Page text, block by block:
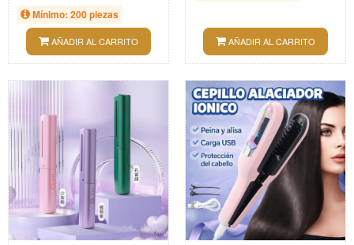
Mínimo: 200 piezas
AÑADIR AL CARRITO AÑADIR AL CARRITO